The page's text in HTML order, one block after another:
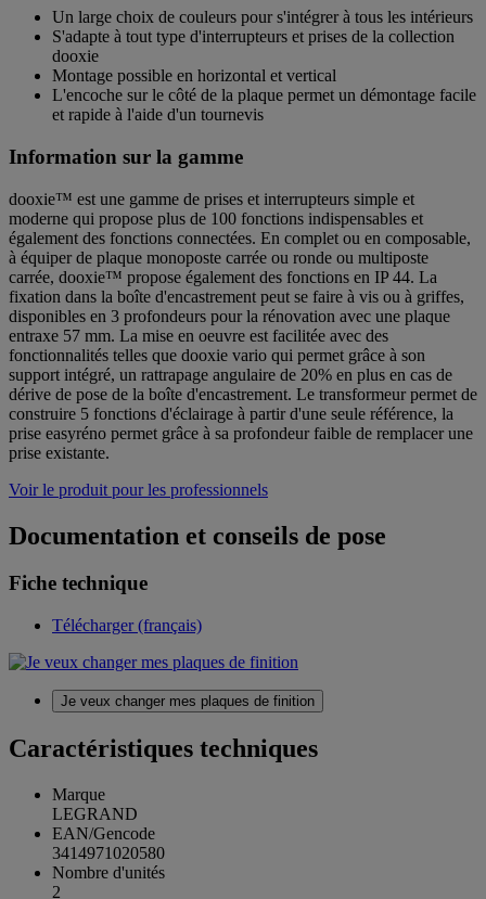
Un large choix de couleurs pour s'intégrer à tous les intérieurs
S'adapte à tout type d'interrupteurs et prises de la collection
dooxie
Montage possible en horizontal et vertical
L'encoche sur le côté de la plaque permet un démontage facile
et rapide à l'aide d'un tournevis
Information sur la gamme
dooxie™ est une gamme de prises et interrupteurs simple et
moderne qui propose plus de 100 fonctions indispensables et
également des fonctions connectées. En complet ou en composable,
à équiper de plaque monoposte carrée ou ronde ou multiposte
carrée, dooxie™ propose également des fonctions en IP 44. La
fixation dans la boîte d'encastrement peut se faire à vis ou à griffes,
disponibles en 3 profondeurs pour la rénovation avec une plaque
entraxe 57 mm. La mise en oeuvre est facilitée avec des
fonctionnalités telles que dooxie vario qui permet grâce à son
support intégré, un rattrapage angulaire de 20% en plus en cas de
dérive de pose de la boîte d'encastrement. Le transformeur permet de
construire 5 fonctions d'éclairage à partir d'une seule référence, la
prise easyréno permet grâce à sa profondeur faible de remplacer une
prise existante.
Voir le produit pour les professionnels
Documentation et conseils de pose
Fiche technique
Télécharger (français)
Je veux changer mes plaques de finition
Caractéristiques techniques
Marque
LEGRAND
EAN/Gencode
3414971020580
Nombre d'unités
2